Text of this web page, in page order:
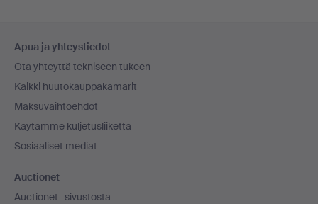
Apua ja yhteystiedot
Ota yhteyttä tekniseen tukeen
Kaikki huutokauppakamarit
Maksuvaihtoehdot
Käytämme kuljetusliikettä
Sosiaaliset mediat
Auctionet
Auctionet -sivustosta